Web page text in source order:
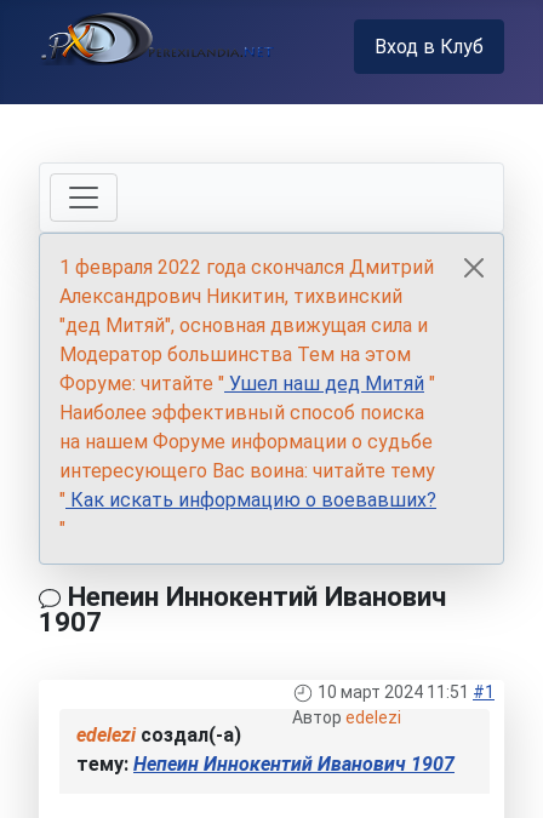
Вход в Клуб
1 февраля 2022 года скончался Дмитрий
Александрович Никитин, тихвинский
"дед Митяй", основная движущая сила и
Модератор большинства Тем на этом
Форуме: читайте " Ушел наш дед Митяй "
Наиболее эффективный способ поиска
на нашем Форуме информации о судьбе
интересующего Вас воина: читайте тему
" Как искать информацию о воевавших?
"
Непеин Иннокентий Иванович
1907
10 март 2024 11:51 #1
Автор edelezi
edeleziсоздал(-а)
тему: Непеин Иннокентий Иванович 1907